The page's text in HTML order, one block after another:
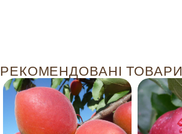
РЕКОМЕНДОВАНІ ТОВАРИ